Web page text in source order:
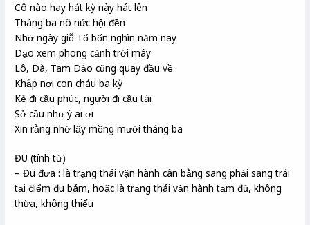
Cô nào hay hát kỳ này hát lên
Tháng ba nô nức hội đền
Nhớ ngày giỗ Tổ bốn nghìn năm nay
Dạo xem phong cảnh trời mây
Lô, Ðà, Tam Ðảo cũng quay đầu về
Khắp nơi con cháu ba kỳ
Kẻ đi cầu phúc, người đi cầu tài
Sở cầu như ý ai ơi
Xin rằng nhớ lấy mồng mười tháng ba
ĐU (tính từ)
– Đu đưa : là trạng thái vận hành cân bằng sang phải sang trái
tại điểm đu bám, hoặc là trạng thái vận hành tạm đủ, không
thừa, không thiếu